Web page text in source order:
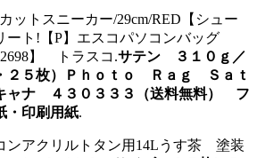
ットスニーカー/29cm/RED【シュー
ト!【P】エスコパソコンバッグ
】 トラスコ.サテン ３１０ｇ／
２５枚）Ｐｈｏｔｏ Ｒａｇ Ｓａｔ
ャナ ４３０３３３（送料無料） フ
・印刷用紙.
ンアクリルトタン用14Lうす茶 塗装